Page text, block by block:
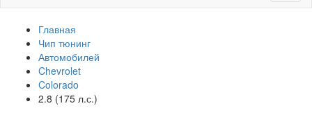
Главная
Чип тюнинг
Автомобилей
Chevrolet
Colorado
2.8 (175 л.с.)